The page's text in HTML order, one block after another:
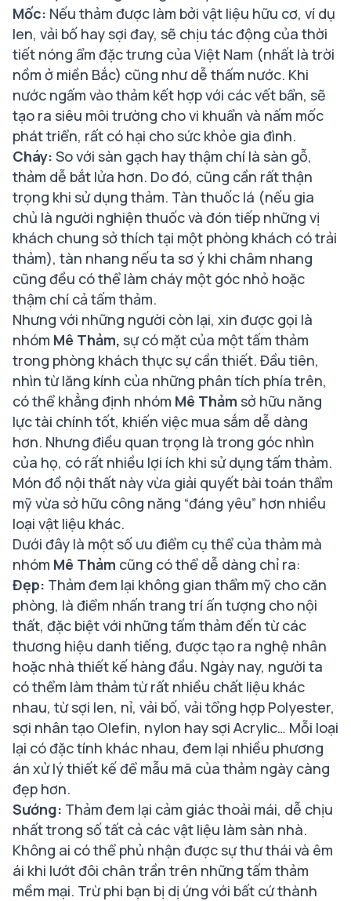
Mốc: Nếu thảm được làm bởi vật liệu hữu cơ, ví dụ
len, vải bố hay sợi đay, sẽ chịu tác động của thời
tiết nóng ẩm đặc trưng của Việt Nam (nhất là trời
nồm ở miền Bắc) cũng như dễ thấm nước. Khi
nước ngấm vào thảm kết hợp với các vết bẩn, sẽ
tạo ra siêu môi trường cho vi khuẩn và nấm mốc
phát triển, rất có hại cho sức khỏe gia đình.
Cháy: So với sàn gạch hay thậm chí là sàn gỗ,
thảm dễ bắt lửa hơn. Do đó, cũng cần rất thận
trọng khi sử dụng thảm. Tàn thuốc lá (nếu gia
chủ là người nghiện thuốc và đón tiếp những vị
khách chung sở thích tại một phòng khách có trải
thảm), tàn nhang nếu ta sơ ý khi châm nhang
cũng đều có thể làm cháy một góc nhỏ hoặc
thậm chí cả tấm thảm.
Nhưng với những người còn lại, xin được gọi là
nhóm Mê Thảm, sự có mặt của một tấm thảm
trong phòng khách thực sự cần thiết. Đầu tiên,
nhìn từ lăng kính của những phân tích phía trên,
có thể khẳng định nhóm Mê Thảm sở hữu năng
lực tài chính tốt, khiến việc mua sắm dễ dàng
hơn. Nhưng điều quan trọng là trong góc nhìn
của họ, có rất nhiều lợi ích khi sử dụng tấm thảm.
Món đồ nội thất này vừa giải quyết bài toán thẩm
mỹ vừa sở hữu công năng “đáng yêu” hơn nhiều
loại vật liệu khác.
Dưới đây là một số ưu điểm cụ thể của thảm mà
nhóm Mê Thảm cũng có thể dễ dàng chỉ ra:
Đẹp: Thảm đem lại không gian thẩm mỹ cho căn
phòng, là điểm nhấn trang trí ấn tượng cho nội
thất, đặc biệt với những tấm thảm đến từ các
thương hiệu danh tiếng, được tạo ra nghệ nhân
hoặc nhà thiết kế hàng đầu. Ngày nay, người ta
có thểm làm thảm từ rất nhiều chất liệu khác
nhau, từ sợi len, nỉ, vải bố, vải tổng hợp Polyester,
sợi nhân tạo Olefin, nylon hay sợi Acrylic… Mỗi loại
lại có đặc tính khác nhau, đem lại nhiều phương
án xử lý thiết kế để mẫu mã của thảm ngày càng
đẹp hơn.
Sướng: Thảm đem lại cảm giác thoải mái, dễ chịu
nhất trong số tất cả các vật liệu làm sàn nhà.
Không ai có thể phủ nhận được sự thư thái và êm
ái khi lướt đôi chân trần trên những tấm thảm
mềm mại. Trừ phi bạn bị dị ứng với bất cứ thành